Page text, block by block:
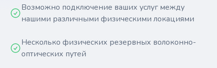
Возможно подключение ваших услуг между
нашими различными физическими локациями
Несколько физических резервных волоконно-
оптических путей